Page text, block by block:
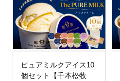
ピュアミルクアイス10
個セット【千本松牧